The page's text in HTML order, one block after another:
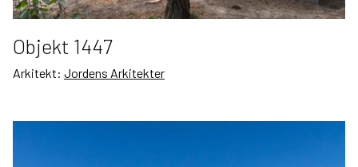
Objekt 1447
Arkitekt: Jordens Arkitekter